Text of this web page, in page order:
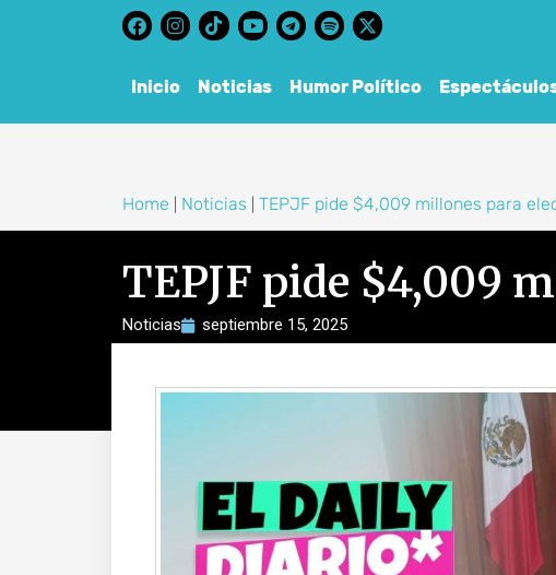
Inicio Noticias Humor Político
Home Noticias TEPJF pide $4,009 millones para
TEPJF pide $4,009
Noticias septiembre 15, 2025